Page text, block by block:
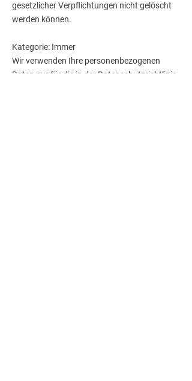
gesetzlicher Verpflichtungen nicht gelöscht
werden können.
Kategorie: Immer
Wir verwenden Ihre personenbezogenen
Daten nur für die in der Datenschutzrichtlinie